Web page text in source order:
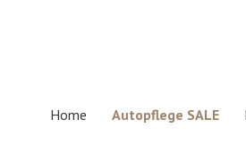
Home Autopflege SALE